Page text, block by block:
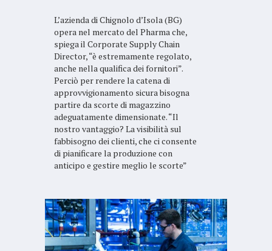
L’azienda di Chignolo d’Isola (BG)
opera nel mercato del Pharma che,
spiega il Corporate Supply Chain
Director, “è estremamente regolato,
anche nella qualifica dei fornitori”.
Perciò per rendere la catena di
approvvigionamento sicura bisogna
partire da scorte di magazzino
adeguatamente dimensionate. “Il
nostro vantaggio? La visibilità sul
fabbisogno dei clienti, che ci consente
di pianificare la produzione con
anticipo e gestire meglio le scorte”